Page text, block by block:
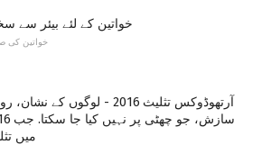
خواتین کے لئے بیئر سے
خواتین کی
آرتھوڈوکس تثلیث 2016 - لوگوں کے
سازش، جو
میں